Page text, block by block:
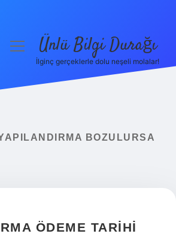
menüyüÜnlü Bilgi Durağı
İlginç gerçeklerle dolu neşeli molalar!
BOZULURSA
ÖDEME TARIHI